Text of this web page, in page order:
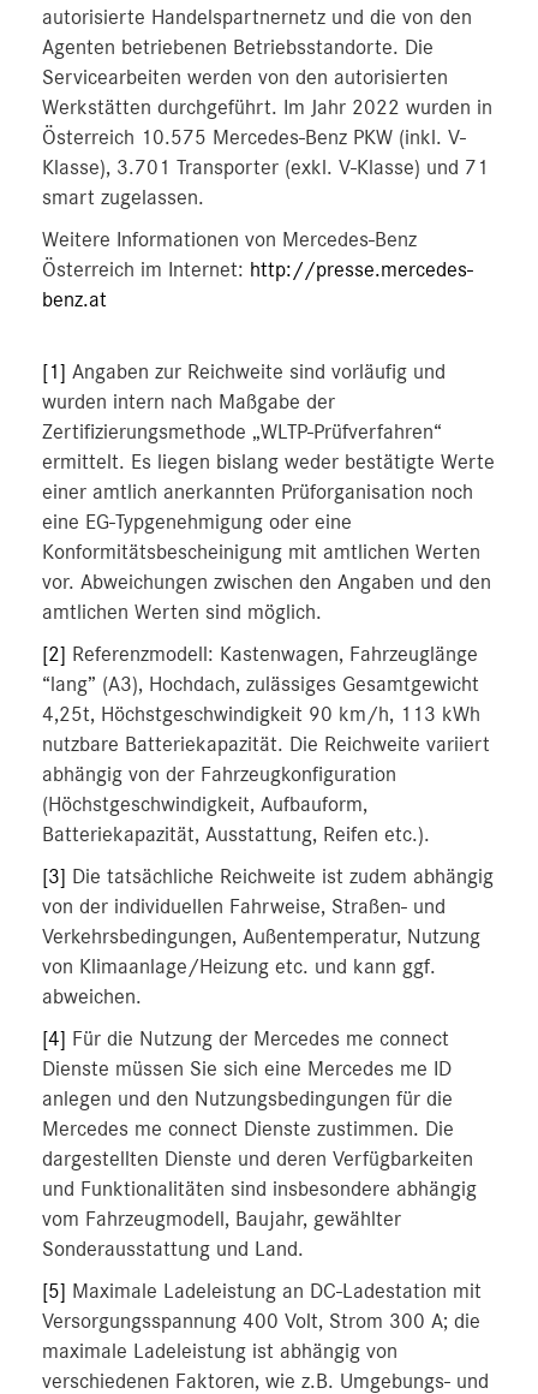
autorisierte Handelspartnernetz und die von den
Agenten betriebenen Betriebsstandorte. Die
Servicearbeiten werden von den autorisierten
Werkstätten durchgeführt. Im Jahr 2022 wurden in
Österreich 10.575 Mercedes-Benz PKW (inkl. V-
Klasse), 3.701 Transporter (exkl. V-Klasse) und 71
smart zugelassen.
Weitere Informationen von Mercedes-Benz
Österreich im Internet: http://presse.mercedes-
benz.at
[1] Angaben zur Reichweite sind vorläufig und
wurden intern nach Maßgabe der
Zertifizierungsmethode „WLTP-Prüfverfahren“
ermittelt. Es liegen bislang weder bestätigte Werte
einer amtlich anerkannten Prüforganisation noch
eine EG-Typgenehmigung oder eine
Konformitätsbescheinigung mit amtlichen Werten
vor. Abweichungen zwischen den Angaben und den
amtlichen Werten sind möglich.
[2] Referenzmodell: Kastenwagen, Fahrzeuglänge
“lang” (A3), Hochdach, zulässiges Gesamtgewicht
4,25t, Höchstgeschwindigkeit 90 km/h, 113 kWh
nutzbare Batteriekapazität. Die Reichweite variiert
abhängig von der Fahrzeugkonfiguration
(Höchstgeschwindigkeit, Aufbauform,
Batteriekapazität, Ausstattung, Reifen etc.).
[3] Die tatsächliche Reichweite ist zudem abhängig
von der individuellen Fahrweise, Straßen- und
Verkehrsbedingungen, Außentemperatur, Nutzung
von Klimaanlage/Heizung etc. und kann ggf.
abweichen.
[4] Für die Nutzung der Mercedes me connect
Dienste müssen Sie sich eine Mercedes me ID
anlegen und den Nutzungsbedingungen für die
Mercedes me connect Dienste zustimmen. Die
dargestellten Dienste und deren Verfügbarkeiten
und Funktionalitäten sind insbesondere abhängig
vom Fahrzeugmodell, Baujahr, gewählter
Sonderausstattung und Land.
[5] Maximale Ladeleistung an DC-Ladestation mit
Versorgungsspannung 400 Volt, Strom 300 A; die
maximale Ladeleistung ist abhängig von
verschiedenen Faktoren, wie z.B. Umgebungs- und